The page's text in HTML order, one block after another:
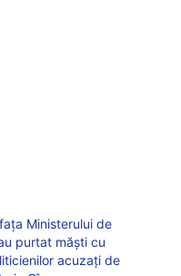
Ministerului de
purtat măști cu
acuzați de